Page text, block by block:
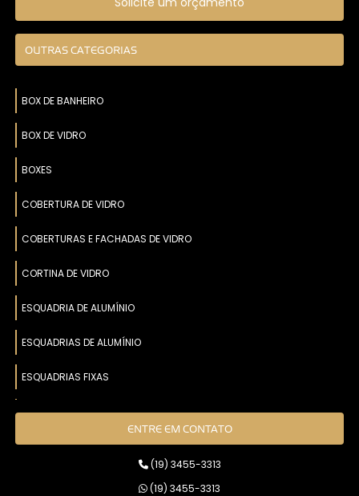
OUTRAS CATEGORIAS
BOX DE BANHEIRO
BOX DE VIDRO
BOXES
COBERTURA DE VIDRO
COBERTURAS E FACHADAS DE VIDRO
CORTINA DE VIDRO
ESQUADRIA DE ALUMÍNIO
ESQUADRIAS DE ALUMÍNIO
ESQUADRIAS FIXAS
FACHADA PELE DE VIDRO
GUARDA CORPOS
ENTRE EM CONTATO
(19) 3455-3313
(19) 3455-3313